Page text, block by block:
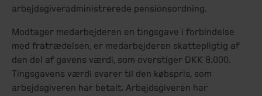
arbejdsgiveradministrerede pensionsordning.
Modtager medarbejderen en tingsgave i forbindelse
med fratrædelsen, er medarbejderen skattepligtig af
den del af gavens værdi, som overstiger DKK 8.000.
Tingsgavens værdi svarer til den købspris, som
arbejdsgiveren har betalt. Arbejdsgiveren har